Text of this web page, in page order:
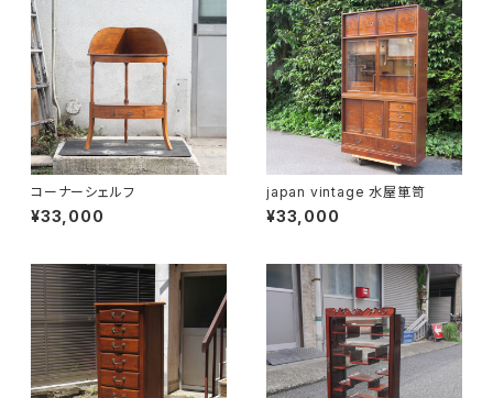
コーナーシェルフ
¥33,000
japan vintage 水屋箪笥
¥33,000